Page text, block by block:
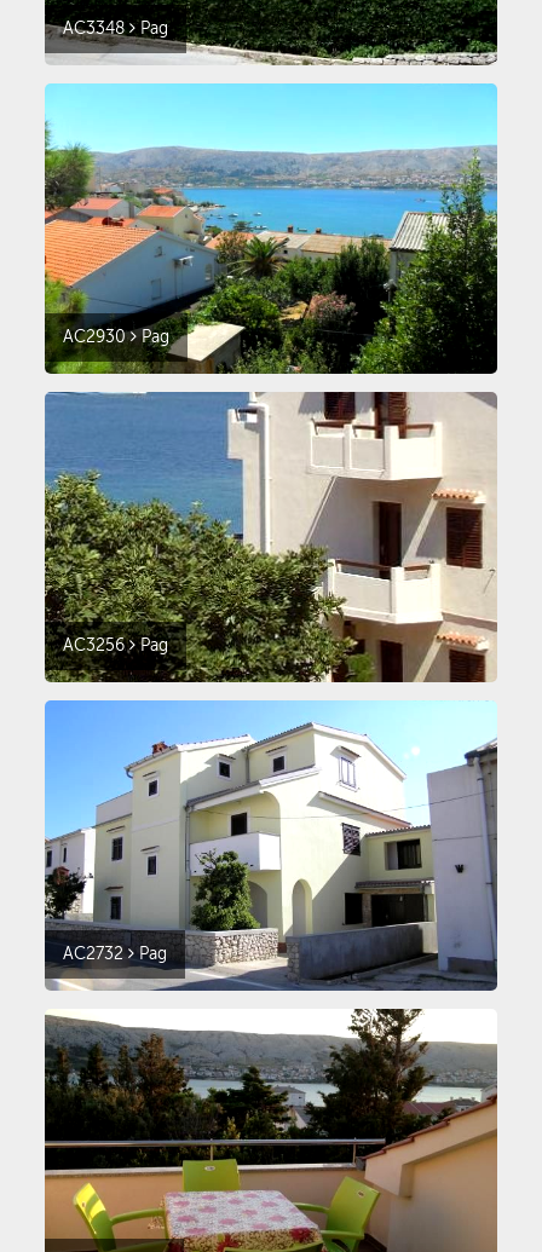
AC3348 Pag
AC2930 Pag
AC3256 Pag
AC2732 Pag